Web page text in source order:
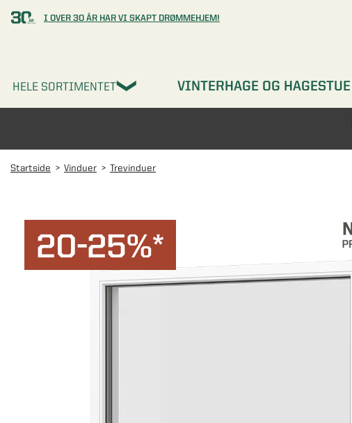
I OVER 30 ÅR HAR VI SKAPT DRØMMEHJEM!
HELE SORTIMENTET VINTERHAGE OG HAGESTUE
Startside Vinduer Trevinduer
20-25%*